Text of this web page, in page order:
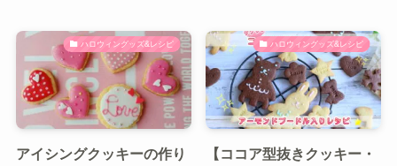
ハロウィングッズ&レシピ
アイシングクッキーの作り
ハロウィングッズ&レシピ
【ココア型抜きクッキー・